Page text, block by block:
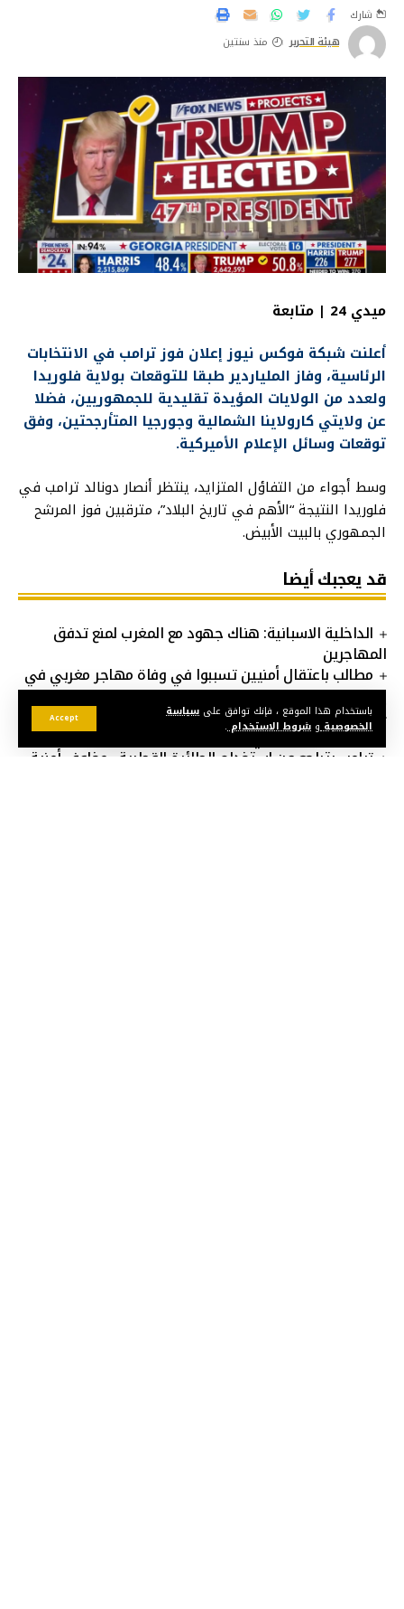
باستخدام هذا الموقع ، فإنك توافق على سياسة
الخصوصيةو شروط الاستخدام.
Accept
هيئة التحرير منذ سنتين
شارك
ميدي 24 | متابعة
أعلنت شبكة فوكس نيوز إعلان فوز ترامب في الانتخابات
الرئاسية، وفاز الملياردير طبقا للتوقعات بولاية فلوريدا
ولعدد من الولايات المؤيدة تقليدية للجمهوريين، فضلا
عن ولايتي كارولاينا الشمالية وجورجيا المتأرجحتين، وفق
توقعات وسائل الإعلام الأميركية.
وسط أجواء من التفاؤل المتزايد، ينتظر أنصار دونالد ترامب في
فلوريدا النتيجة “الأهم في تاريخ البلاد”، مترقبين فوز المرشح
الجمهوري بالبيت الأبيض.
قد يعجبك أيضا
الداخلية الاسبانية: هناك جهود مع المغرب لمنع تدفق
المهاجرين
مطالب باعتقال أمنيين تسببوا في وفاة مهاجر مغربي في
إيطاليا
قطر تعلن الحداد أربعة أيام بعد وفاة الأمير الوالد الشيخ
حمد بن خليفة آل ثاني
ترامب يتراجع عن استخدام الطائرة القطرية.. مخاوف أمنية